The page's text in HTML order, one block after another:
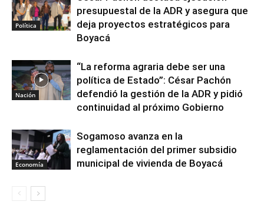
Política
presupuestal de la ADR y asegura que
deja proyectos estratégicos para
Boyacá
Nación
“La reforma agraria debe ser una
política de Estado”: César Pachón
defendió la gestión de la ADR y pidió
continuidad al próximo Gobierno
Economía
Sogamoso avanza en la
reglamentación del primer subsidio
municipal de vivienda de Boyacá